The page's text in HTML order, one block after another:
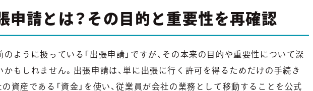
申請とは？その目的と重要性を再確認
のように扱っている「出張申請」ですが、その本来の目的や重要性について深
かもしれません。出張申請は、単に出張に行く許可を得るためだけの手続き
資産である「資金」を使い、従業員が会社の業務として移動することを公式